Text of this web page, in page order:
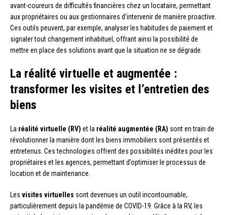
avant-coureurs de difficultés financières chez un locataire, permettant
aux propriétaires ou aux gestionnaires d’intervenir de manière proactive.
Ces outils peuvent, par exemple, analyser les habitudes de paiement et
signaler tout changement inhabituel, offrant ainsi la possibilité de
mettre en place des solutions avant que la situation ne se dégrade.
La réalité virtuelle et augmentée :
transformer les visites et l’entretien des
biens
La réalité virtuelle (RV) et la réalité augmentée (RA) sont en train de
révolutionner la manière dont les biens immobiliers sont présentés et
entretenus. Ces technologies offrent des possibilités inédites pour les
propriétaires et les agences, permettant d’optimiser le processus de
location et de maintenance.
Les visites virtuelles sont devenues un outil incontournable,
particulièrement depuis la pandémie de COVID-19. Grâce à la RV, les